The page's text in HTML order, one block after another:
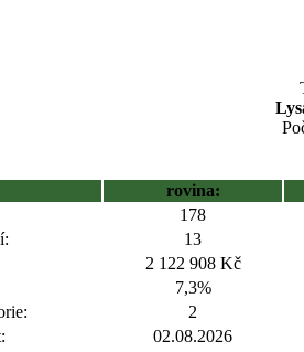
rovina:
178
13
2 122 908 Kč
7,3%
2
02.08.2026